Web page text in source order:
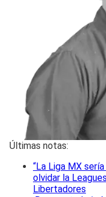
Últimas notas:
“La Liga MX
olvidar la
Libertadores